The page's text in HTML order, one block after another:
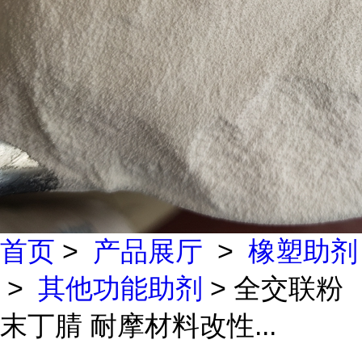
首页 > 产品展厅 > 橡塑助剂
> 其他功能助剂 > 全交联粉
末丁腈 耐摩材料改性...